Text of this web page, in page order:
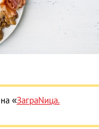
«ЗаграNица.